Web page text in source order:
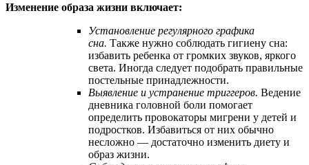
Изменение образа жизни включает:
Установление регулярного графика
сна. Также нужно соблюдать гигиену сна:
избавить ребенка от громких звуков, яркого
света. Иногда следует подобрать правильные
постельные принадлежности.
Выявление и устранение триггеров. Ведение
дневника головной боли помогает
определить провокаторы мигрени у детей и
подростков. Избавиться от них обычно
несложно — достаточно изменить диету и
образ жизни.